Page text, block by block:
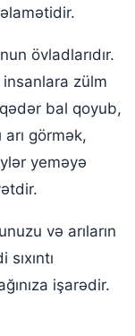
övladlarıdır.
zülm
bal qoyub,
arı görmək,
yeməyə
və arıların
işarədir.